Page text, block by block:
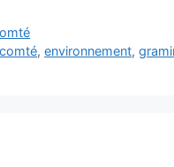
,environnement,